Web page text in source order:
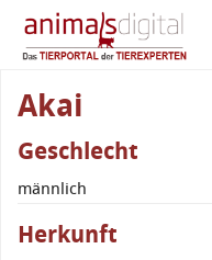
Akai
Geschlecht
männlich
Herkunft